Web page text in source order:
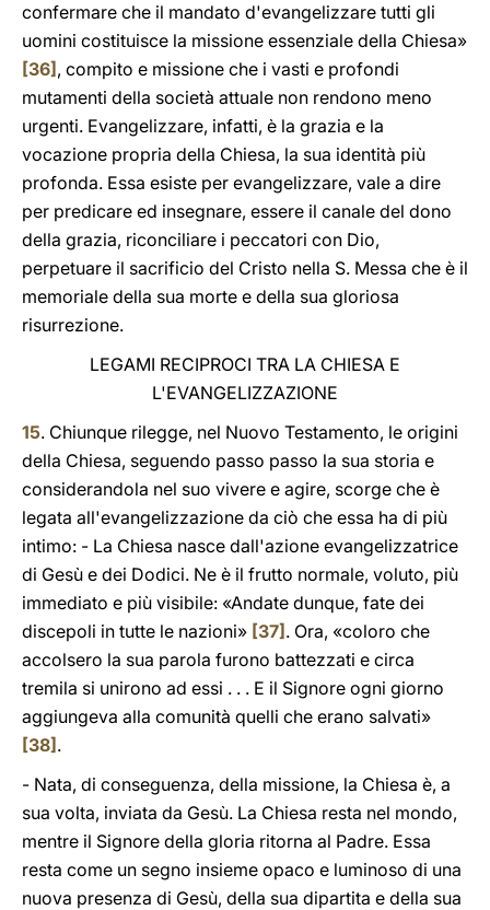
confermare che il mandato d'evangelizzare tutti gli
uomini costituisce la missione essenziale della Chiesa»
[36] , compito e missione che i vasti e profondi
mutamenti della società attuale non rendono meno
urgenti. Evangelizzare, infatti, è la grazia e la
vocazione propria della Chiesa, la sua identità più
profonda. Essa esiste per evangelizzare, vale a dire
per predicare ed insegnare, essere il canale del dono
della grazia, riconciliare i peccatori con Dio,
perpetuare il sacrificio del Cristo nella S. Messa che è il
memoriale della sua morte e della sua gloriosa
risurrezione.
LEGAMI RECIPROCI TRA LA CHIESA E
L'EVANGELIZZAZIONE
15. Chiunque rilegge, nel Nuovo Testamento, le origini
della Chiesa, seguendo passo passo la sua storia e
considerandola nel suo vivere e agire, scorge che è
legata all'evangelizzazione da ciò che essa ha di più
intimo: - La Chiesa nasce dall'azione evangelizzatrice
di Gesù e dei Dodici. Ne è il frutto normale, voluto, più
immediato e più visibile: «Andate dunque, fate dei
discepoli in tutte le nazioni» [37] . Ora, «coloro che
accolsero la sua parola furono battezzati e circa
tremila si unirono ad essi . . . E il Signore ogni giorno
aggiungeva alla comunità quelli che erano salvati»
[38] .
- Nata, di conseguenza, della missione, la Chiesa è, a
sua volta, inviata da Gesù. La Chiesa resta nel mondo,
mentre il Signore della gloria ritorna al Padre. Essa
resta come un segno insieme opaco e luminoso di una
nuova presenza di Gesù, della sua dipartita e della sua